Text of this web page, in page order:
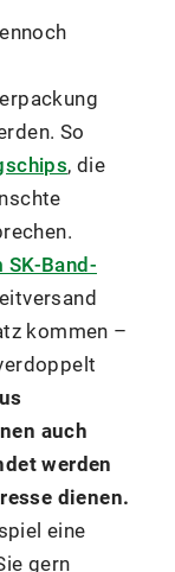
So
, die
Band-
kommen –
auch
werden
dienen.
eine
gern